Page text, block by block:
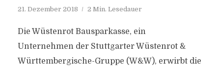
21. Dezember 2018 2 Min. Lesedauer
Die Wüstenrot Bausparkasse, ein
Unternehmen der Stuttgarter Wüstenrot &
Württembergische-Gruppe (W&W), erwirbt die